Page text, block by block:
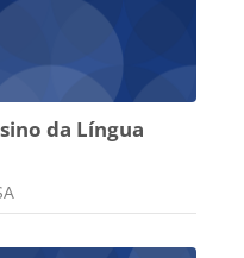
da Língua